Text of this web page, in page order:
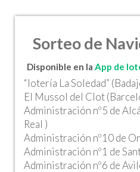
Sorteo de
Disponible en la App de
“lotería La Soledad”
El Mussol del Clot
Administración nº5 de
Real )
Administración nº10 de
Administración nº1 de
Administración nº6 de